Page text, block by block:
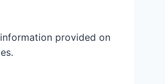
provided on